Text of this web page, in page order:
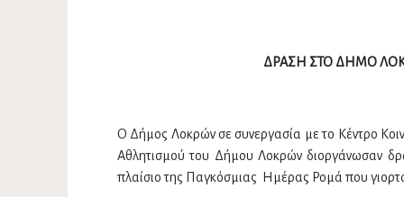
ΔΡΑΣΗ ΣΤΟ ΔΗΜΟ
Ο Δήμος Λοκρών σε συνεργασία με το Κέντρο
Αθλητισμού του Δήμου Λοκρών διοργάνωσαν
πλαίσιο της Παγκόσμιας Ημέρας Ρομά που